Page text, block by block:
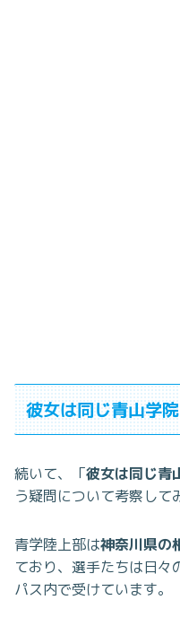
彼女は同じ青山学
続いて、「彼女は同じ青
う疑問について考察して
青学陸上部は神奈川県の
ており、選手たちは日々
パス内で受けています。